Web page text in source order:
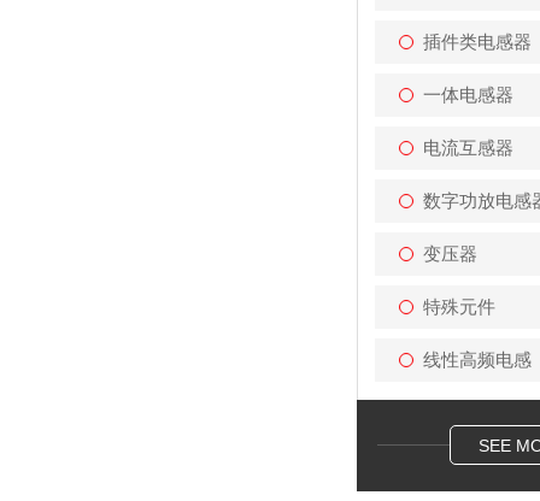
插件类电感器
一体电感器
电流互感器
数字功放电感
变压器
特殊元件
线性高频电感
SEE